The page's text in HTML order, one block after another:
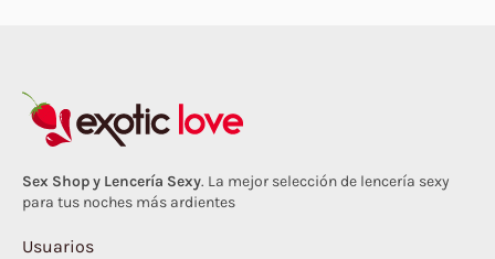
página
de
producto
Sex Shop y Lencería Sexy. La mejor selección de lencería sexy
para tus noches más ardientes
Usuarios